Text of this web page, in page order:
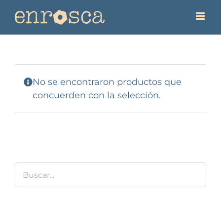
No se encontraron productos que
concuerden con la selección.